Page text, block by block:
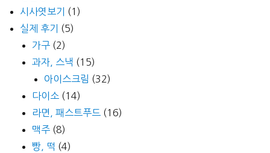
시사엿보기
(1)
실제 후기
(5)
가구 (2)
과자, 스낵 (15)
아이스크림 (32)
다이소 (14)
라면, 패스트푸드 (16)
맥주 (8)
빵, 떡 (4)